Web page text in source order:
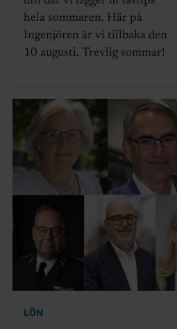
hela sommaren. Här på
Ingenjören är vi tillbaka den
10 augusti. Trevlig sommar!
LÖN